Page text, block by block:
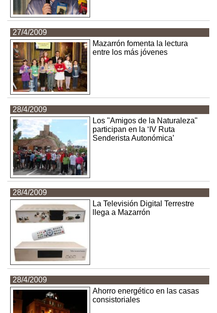
27/4/2009
Mazarrón fomenta la lectura
entre los más jóvenes
28/4/2009
Los "Amigos de la Naturaleza"
participan en la ‘IV Ruta
Senderista Autonómica’
28/4/2009
La Televisión Digital Terrestre
llega a Mazarrón
28/4/2009
Ahorro energético en las casas
consistoriales